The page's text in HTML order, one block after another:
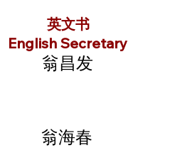
英文书
English Secretary
翁昌发
翁海春